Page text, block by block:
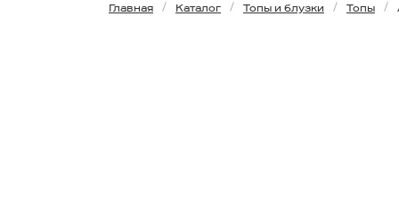
Главная Каталог Топы и блузки Топы